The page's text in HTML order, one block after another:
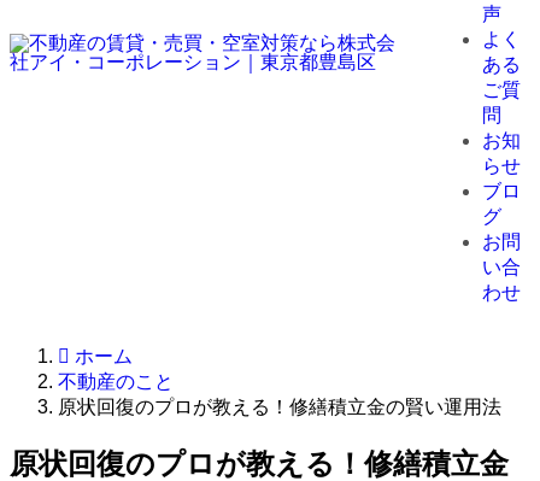
声
よく
ある
ご質
問
お知
らせ
ブロ
グ
お問
い合
わせ
ホーム
不動産のこと
原状回復のプロが教える！修繕積立金の賢い運用法
原状回復のプロが教える！修繕積立金